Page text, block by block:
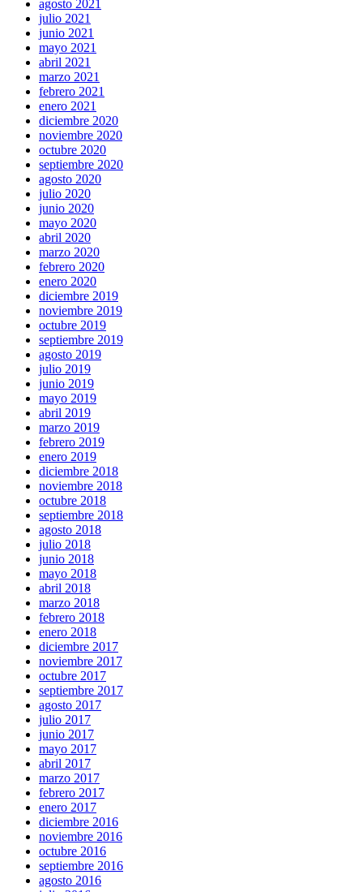
agosto 2021
julio 2021
junio 2021
mayo 2021
abril 2021
marzo 2021
febrero 2021
enero 2021
diciembre 2020
noviembre 2020
octubre 2020
septiembre 2020
agosto 2020
julio 2020
junio 2020
mayo 2020
abril 2020
marzo 2020
febrero 2020
enero 2020
diciembre 2019
noviembre 2019
octubre 2019
septiembre 2019
agosto 2019
julio 2019
junio 2019
mayo 2019
abril 2019
marzo 2019
febrero 2019
enero 2019
diciembre 2018
noviembre 2018
octubre 2018
septiembre 2018
agosto 2018
julio 2018
junio 2018
mayo 2018
abril 2018
marzo 2018
febrero 2018
enero 2018
diciembre 2017
noviembre 2017
octubre 2017
septiembre 2017
agosto 2017
julio 2017
junio 2017
mayo 2017
abril 2017
marzo 2017
febrero 2017
enero 2017
diciembre 2016
noviembre 2016
octubre 2016
septiembre 2016
agosto 2016